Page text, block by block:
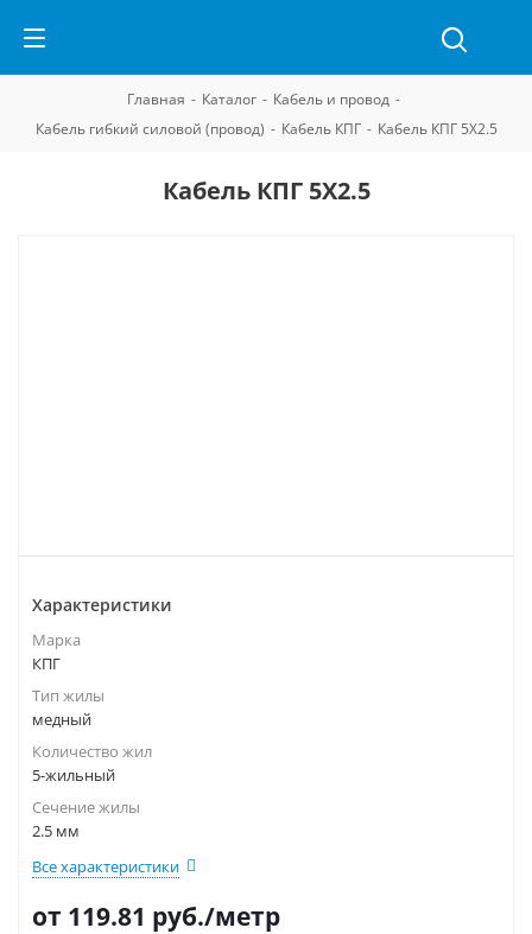
Главная - Каталог - Кабель и провод -
Кабель гибкий силовой (провод) - Кабель КПГ - Кабель КПГ 5Х2.5
Кабель КПГ 5Х2.5
Характеристики
Марка
КПГ
Тип жилы
медный
Количество жил
5-жильный
Сечение жилы
2.5 мм
Все характеристики
от 119.81 руб./метр